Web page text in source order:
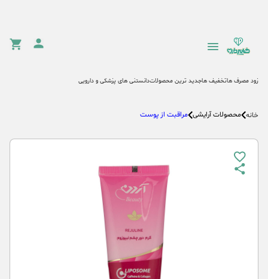
زود مصرف هاتخفیف هاجدید ترین محصولاتدانستنی های پزشکی و دارویی
خانه محصولات آرایشی مراقبت از پوست